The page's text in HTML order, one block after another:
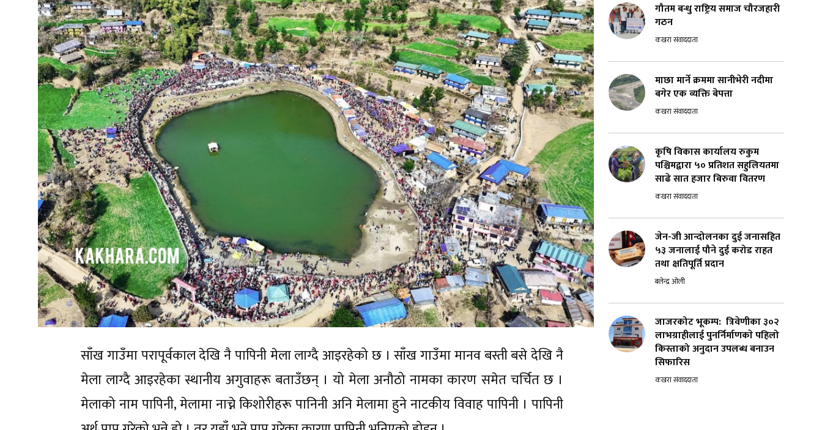
साँख गाउँमा परापूर्वकाल देखि नै पापिनी मेला लाग्दै आइरहेको छ । साँख गाउँमा मानव बस्ती बसे देखि नै
मेला लाग्दै आइरहेका स्थानीय अगुवाहरू बताउँछन् । यो मेला अनौठो नामका कारण समेत चर्चित छ ।
मेलाको नाम पापिनी, मेलामा नाच्ने किशोरीहरू पानिनी अनि मेलामा हुने नाटकीय विवाह पापिनी । पापिनी
गौतम बन्धु राष्ट्रिय समाज चौरजहारी
गठन
कखरा संवाददाता
माछा मार्ने क्रममा सानीभेरी नदीमा
बगेर एक व्यक्ति बेपत्ता
कखरा संवाददाता
कृषि विकास कार्यालय रुकुम
पश्चिमद्वारा ५० प्रतिशत सहुलियतमा
साढे सात हजार बिरुवा वितरण
कखरा संवाददाता
जेन-जी आन्दोलनका दुई जनासहित
५३ जनालाई पौने दुई करोड राहत
तथा क्षतिपूर्ति प्रदान
बलेन्द्र ओली
जाजरकोट भूकम्प: त्रिवेणीका ३०२
लाभग्राहीलाई पुनर्निर्माणकाे पहिलो
किस्ताको अनुदान उपलब्ध बनाउन
सिफारिस
कखरा संवाददाता